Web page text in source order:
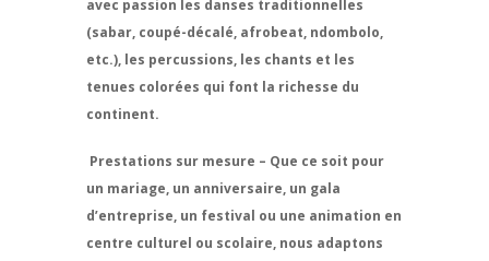
avec passion les danses traditionnelles
(sabar, coupé-décalé, afrobeat, ndombolo,
etc.), les percussions, les chants et les
tenues colorées qui font la richesse du
continent.
Prestations sur mesure – Que ce soit pour
un mariage, un anniversaire, un gala
d’entreprise, un festival ou une animation en
centre culturel ou scolaire, nous adaptons